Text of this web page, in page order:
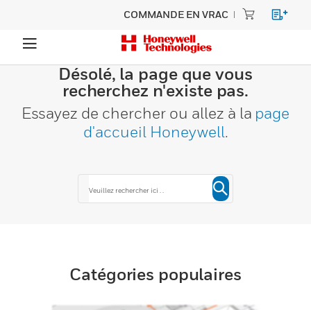
COMMANDE EN VRAC
Désolé, la page que vous
recherchez n'existe pas.
Essayez de chercher ou allez à la page
d'accueil Honeywell.
Catégories populaires